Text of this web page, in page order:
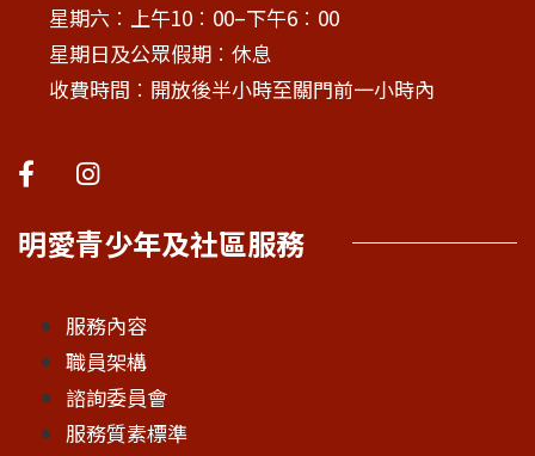
星期六︰上午10︰00–下午6︰00
星期日及公眾假期︰休息
收費時間︰開放後半小時至關門前一小時內
明愛青少年及社區服務
服務內容
職員架構
諮詢委員會
服務質素標準